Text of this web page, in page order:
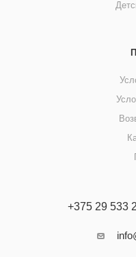
+375 29 533